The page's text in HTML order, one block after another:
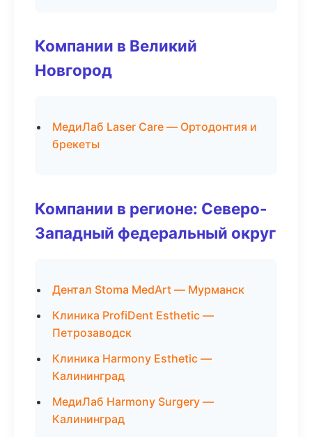
Компании в Великий
Новгород
МедиЛаб Laser Care — Ортодонтия и
брекеты
Компании в регионе: Северо-
Западный федеральный округ
Дентал Stoma MedArt — Мурманск
Клиника ProfiDent Esthetic —
Петрозаводск
Клиника Harmony Esthetic —
Калининград
МедиЛаб Harmony Surgery —
Калининград